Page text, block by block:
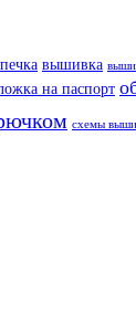
вышивка
на паспорт
схемы